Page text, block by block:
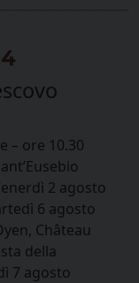
– ore 10.30
2 agosto
6 agosto
Château
della
7 agosto